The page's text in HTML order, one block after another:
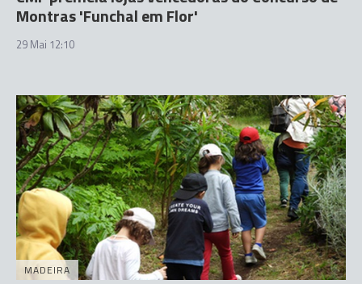
Montras 'Funchal em Flor'
29 Mai 12:10
MADEIRA